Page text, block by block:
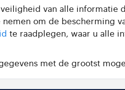
van alle informatie
om de bescherming
te raadplegen, waar u alle
met de grootst